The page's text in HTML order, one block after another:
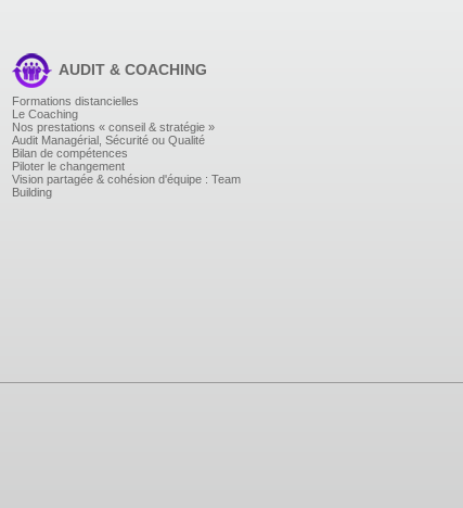
AUDIT & COACHING
Formations distancielles
Le Coaching
Nos prestations « conseil & stratégie »
Audit Managérial, Sécurité ou Qualité
Bilan de compétences
Piloter le changement
Vision partagée & cohésion d'équipe : Team
Building